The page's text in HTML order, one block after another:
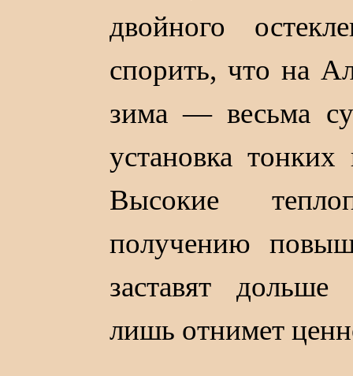
двойного
спорить, что на
зима — весьма
установка тонких
Высокие
получению
заставят
лишь отнимет